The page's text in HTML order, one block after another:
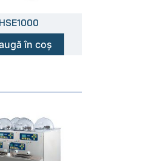
HSE1000
în coș